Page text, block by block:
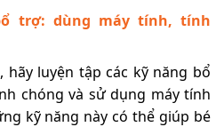
trợ: dùng máy tính, tính
hãy luyện tập các kỹ năng bổ
chóng và sử dụng máy tính
kỹ năng này có thể giúp bé